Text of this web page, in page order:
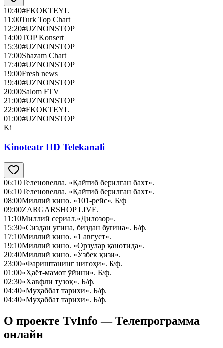
10:40#FKOKTEYL
11:00Turk Top Chart
12:20#UZNONSTOP
14:00TOP Konsert
15:30#UZNONSTOP
17:00Shazam Chart
17:40#UZNONSTOP
19:00Fresh news
19:40#UZNONSTOP
20:00Salom FTV
21:00#UZNONSTOP
22:00#FKOKTEYL
01:00#UZNONSTOP
Ki
Kinoteatr HD Telekanali
06:10Теленовелла. «Қайтиб берилган бахт».
06:10Теленовелла. «Қайтиб берилган бахт».
08:00Миллий кино. «101-рейс». Б/ф
09:00ZARGARSHOP LIVE.
11:10Миллий сериал.«Дилозор».
15:30«Сиздан угина, биздан бугина». Б/ф.
17:10Миллий кино. «1 август».
19:10Миллий кино. «Орзулар қанотида».
20:40Миллий кино. «Ўзбек қизи».
23:00«Фариштанинг нигоҳи». Б/ф.
01:00«Ҳаёт-мамот ўйини». Б/ф.
02:30«Хавфли тузоқ». Б/ф.
04:40«Муҳаббат тарихи». Б/ф.
04:40«Муҳаббат тарихи». Б/ф.
О проекте TvInfo — Телепрограмма
онлайн